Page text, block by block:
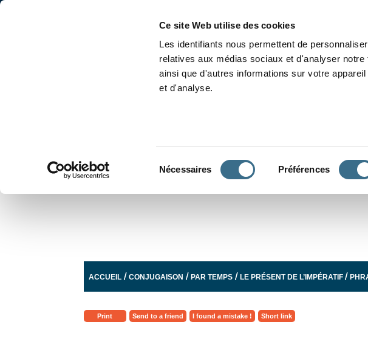
Ce site Web utilise des cookies
Les identifiants nous permettent de
relatives aux médias sociaux et d'analyser
ainsi que d'autres informations sur votre
et d'analyse.
Nécessaires Préférences
ACCUEIL /CONJUGAISON /PAR TEMPS /LE PRÉSENT DE L’IMPÉRATIF/
TRANSFORME CES PHRASES
Print Send to a friend I found a mistake ! Short link